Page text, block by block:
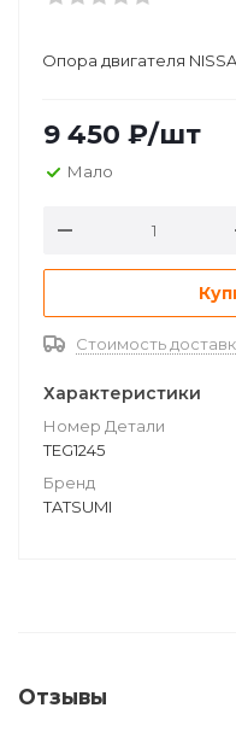
Опора двигателя
9 450 ₽/шт
Мало
Стоимость
Характеристики
Номер Детали
TEG1245
Бренд
TATSUMI
Отзывы